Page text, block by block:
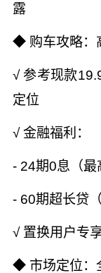
露
◆ 购车攻略：
√ 参考现款
定位
√ 金融福利：
- 24期0息（最
- 60期超长贷
√ 置换用户专
◆ 市场定位：